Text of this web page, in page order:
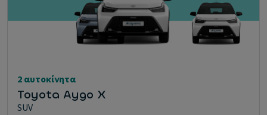
2 αυτοκίνητα
Toyota Aygo X
SUV